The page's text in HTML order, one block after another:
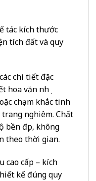
tác kích thước
tích đất và quy
chi tiết đặc
hoa văn nhẹ
chạm khắc tinh
nghiêm. Chất
đẹp, không
theo thời gian.
cao cấp – kích
kế đúng quy